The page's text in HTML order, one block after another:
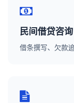
民间借贷咨询
借条撰写、欠款